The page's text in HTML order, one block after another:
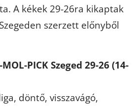
A kékek 29-26ra kikaptak
szerzett előnyből
PICK Szeged 29-26 (14-
döntő, visszavágó,